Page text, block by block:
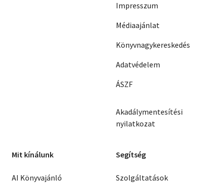
Impresszum
Médiaajánlat
Könyvnagykereskedés
Adatvédelem
ÁSZF
Akadálymentesítési
nyilatkozat
Mit kínálunk
AI Könyvajánló
Segítség
Szolgáltatások